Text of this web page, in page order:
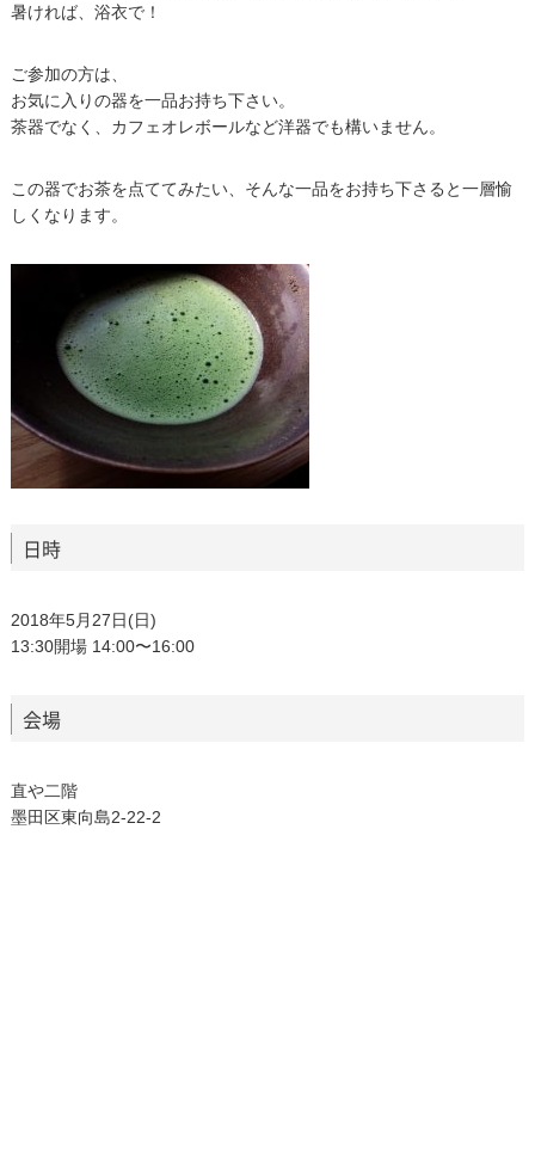
暑ければ、浴衣で！
ご参加の方は、
お気に入りの器を一品お持ち下さい。
茶器でなく、カフェオレボールなど洋器でも構いません。
この器でお茶を点ててみたい、そんな一品をお持ち下さると一層愉
しくなります。
日時
2018年5月27日(日)
13:30開場 14:00〜16:00
会場
直や二階
墨田区東向島2-22-2